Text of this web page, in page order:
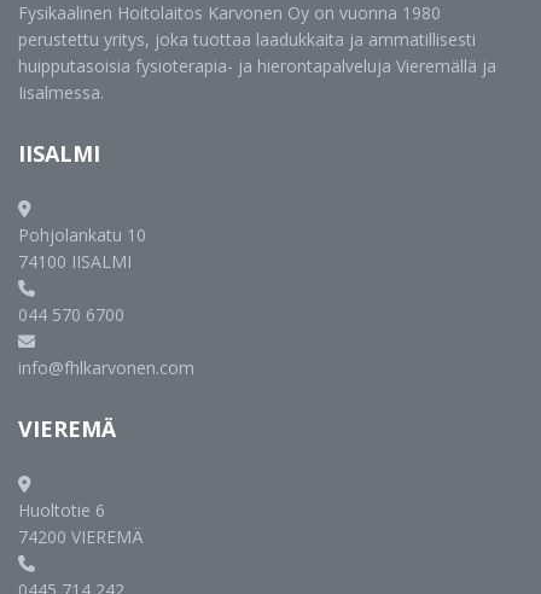
Fysikaalinen Hoitolaitos Karvonen Oy on vuonna 1980
perustettu yritys, joka tuottaa laadukkaita ja ammatillisesti
huipputasoisia fysioterapia- ja hierontapalveluja Vieremällä ja
Iisalmessa.
IISALMI
Pohjolankatu 10
74100 IISALMI
044 570 6700
info@fhlkarvonen.com
VIEREMÄ
Huoltotie 6
74200 VIEREMÄ